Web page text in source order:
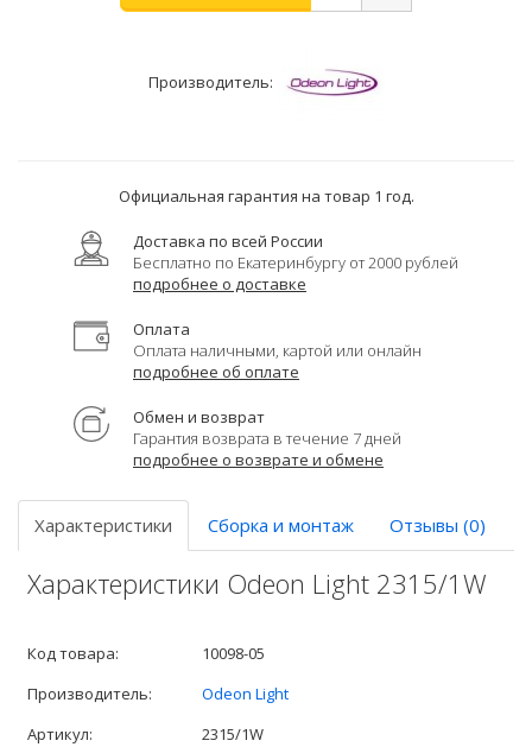
Производитель:
Официальная гарантия на товар 1 год.
Доставка по всей России
Бесплатно по Екатеринбургу от 2000 рублей
подробнее о доставке
Оплата
Оплата наличными, картой или онлайн
подробнее об оплате
Обмен и возврат
Гарантия возврата в течение 7 дней
подробнее о возврате и обмене
Характеристики Сборка и монтаж Отзывы (0)
Характеристики Odeon Light 2315/1W
Код товара:
10098-05
Производитель:
Odeon Light
Артикул:
2315/1W